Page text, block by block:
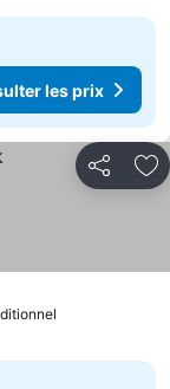
les prix
Partager